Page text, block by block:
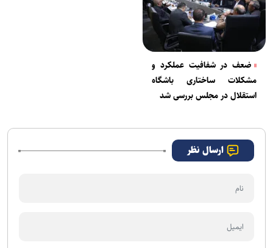
ضعف در شفافیت عملکرد و
مشکلات ساختاری باشگاه
استقلال در مجلس بررسی شد
ارسال نظر